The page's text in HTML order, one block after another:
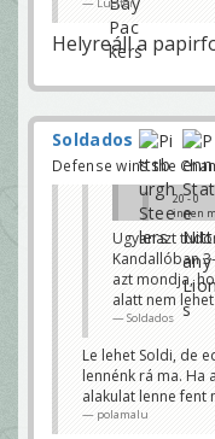
Helyreáll a
Soldados
Defense wins the
20 - 0
innen
pozitiv
xtaki
Ma nem
Tegnap
hogy hozott
Ugyanazt
Kandallóban
azt mondja,
alatt nem
Soldados
Le lehet Soldi, de
lennénk rá ma. Ha
alakulat lenne fent
polamalu